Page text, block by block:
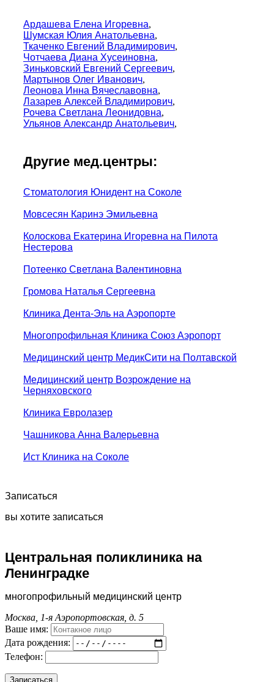
Ардашева Елена Игоревна,
Шумская Юлия Анатольевна,
Ткаченко Евгений Владимирович,
Чотчаева Диана Хусеиновна,
Зиньковский Евгений Сергеевич,
Мартынов Олег Иванович,
Леонова Инна Вячеславовна,
Лазарев Алексей Владимирович,
Рочева Светлана Леонидовна,
Ульянов Александр Анатольевич,
Другие мед.центры:
Стоматология Юнидент на Соколе
Мовсесян Каринэ Эмильевна
Колоскова Екатерина Игоревна на Пилота
Нестерова
Потеенко Светлана Валентиновна
Громова Наталья Сергеевна
Клиника Дента-Эль на Аэропорте
Многопрофильная Клиника Союз Аэропорт
Медицинский центр МедикСити на Полтавской
Медицинский центр Возрождение на
Черняховского
Клиника Евролазер
Чашникова Анна Валерьевна
Ист Клиника на Соколе
Записаться
вы хотите записаться
Центральная поликлиника на
Ленинградке
многопрофильный медицинский центр
Москва, 1-я Аэропортовская, д. 5
Ваше имя:
Дата рождения:
Телефон: